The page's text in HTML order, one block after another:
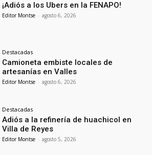
¡Adiós a los Ubers en la FENAPO!
Editor Montse - agosto 6, 2026
Destacadas
Camioneta embiste locales de
artesanías en Valles
Editor Montse - agosto 6, 2026
Destacadas
Adiós a la refinería de huachicol en
Villa de Reyes
Editor Montse - agosto 5, 2026